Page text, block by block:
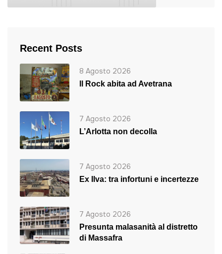
Recent Posts
8 Agosto 2026
ll Rock abita ad Avetrana
7 Agosto 2026
L’Arlotta non decolla
7 Agosto 2026
Ex Ilva: tra infortuni e incertezze
7 Agosto 2026
Presunta malasanità al distretto
di Massafra